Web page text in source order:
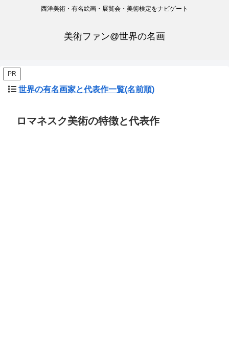
西洋美術・有名絵画・展覧会・美術検定をナビゲート
美術ファン@世界の名画
PR
世界の有名画家と代表作一覧(名前順)
ロマネスク美術の特徴と代表作